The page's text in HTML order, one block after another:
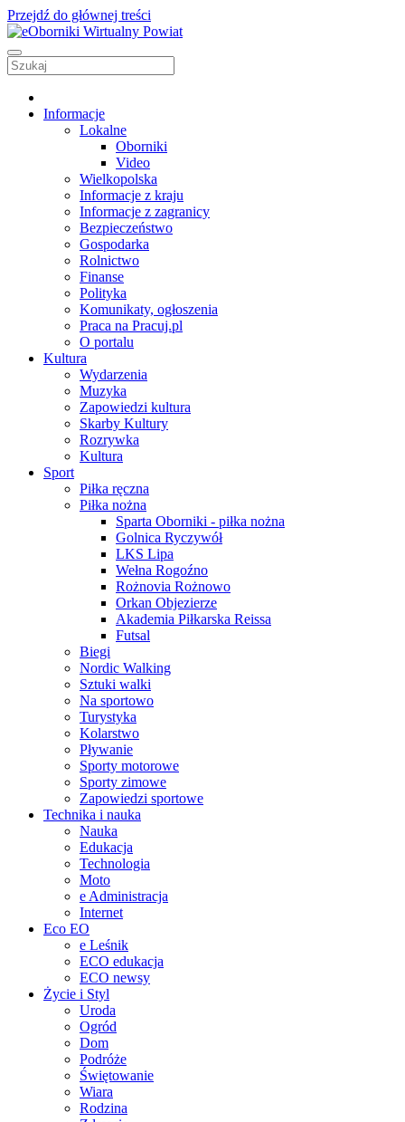
Przejdź do głównej treści
Informacje
Lokalne
Oborniki
Video
Wielkopolska
Informacje z kraju
Informacje z zagranicy
Bezpieczeństwo
Gospodarka
Rolnictwo
Finanse
Polityka
Komunikaty, ogłoszenia
Praca na Pracuj.pl
O portalu
Kultura
Wydarzenia
Muzyka
Zapowiedzi kultura
Skarby Kultury
Rozrywka
Kultura
Sport
Piłka ręczna
Piłka nożna
Sparta Oborniki - piłka nożna
Golnica Ryczywół
LKS Lipa
Wełna Rogoźno
Rożnovia Rożnowo
Orkan Objezierze
Akademia Piłkarska Reissa
Futsal
Biegi
Nordic Walking
Sztuki walki
Na sportowo
Turystyka
Kolarstwo
Pływanie
Sporty motorowe
Sporty zimowe
Zapowiedzi sportowe
Technika i nauka
Nauka
Edukacja
Technologia
Moto
e Administracja
Internet
Eco EO
e Leśnik
ECO edukacja
ECO newsy
Życie i Styl
Uroda
Ogród
Dom
Podróże
Świętowanie
Wiara
Rodzina